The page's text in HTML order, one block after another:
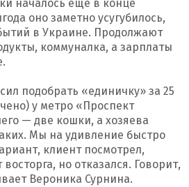
началось еще в конце
оно заметно усугубилось,
в Украине. Продолжают
коммуналка, а зарплаты
подобрать «единичку» за 25
у метро «Проспект
— две кошки, а хозяева
Мы на удивление быстро
клиент посмотрел,
но отказался. Говорит,
Вероника Сурнина.